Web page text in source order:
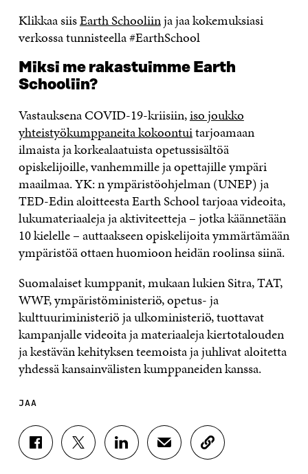
Klikkaa siisEarth Schooliinja jaa kokemuksiasi
verkossa tunnisteella #EarthSchool
Miksi me rakastuimme Earth
Schooliin?
Vastauksena COVID-19-kriisiin,iso joukko
yhteistyökumppaneita kokoontuitarjoamaan
ilmaista ja korkealaatuista opetussisältöä
opiskelijoille, vanhemmille ja opettajille ympäri
maailmaa. YK: n ympäristöohjelman (UNEP) ja
TED-Edin aloitteesta Earth School tarjoaa videoita,
lukumateriaaleja ja aktiviteetteja – jotka käännetään
10 kielelle – auttaakseen opiskelijoita ymmärtämään
ympäristöä ottaen huomioon heidän roolinsa siinä.
Suomalaiset kumppanit, mukaan lukien Sitra, TAT,
WWF, ympäristöministeriö, opetus- ja
kulttuuriministeriö ja ulkoministeriö, tuottavat
kampanjalle videoita ja materiaaleja kiertotalouden
ja kestävän kehityksen teemoista ja juhlivat aloitetta
yhdessä kansainvälisten kumppaneiden kanssa.
JAA
J
A
J
A
J
A
J
A
K
O